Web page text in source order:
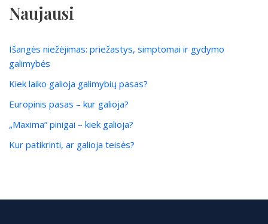
Naujausi
Išangės niežėjimas: priežastys, simptomai ir gydymo
galimybės
Kiek laiko galioja galimybių pasas?
Europinis pasas – kur galioja?
„Maxima“ pinigai – kiek galioja?
Kur patikrinti, ar galioja teisės?